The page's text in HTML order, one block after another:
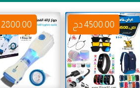
4500.00 دج 2800.00 دج